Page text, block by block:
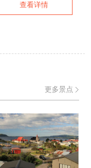
查看详情
更多景点